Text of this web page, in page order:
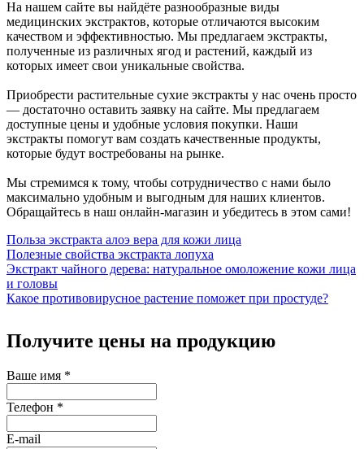
На нашем сайте вы найдёте разнообразные виды
медицинских экстрактов, которые отличаются высоким
качеством и эффективностью. Мы предлагаем экстракты,
полученные из различных ягод и растений, каждый из
которых имеет свои уникальные свойства.
Приобрести растительные сухие экстракты у нас очень просто
— достаточно оставить заявку на сайте. Мы предлагаем
доступные цены и удобные условия покупки. Наши
экстракты помогут вам создать качественные продукты,
которые будут востребованы на рынке.
Мы стремимся к тому, чтобы сотрудничество с нами было
максимально удобным и выгодным для наших клиентов.
Обращайтесь в наш онлайн-магазин и убедитесь в этом сами!
Польза экстракта алоэ вера для кожи лица
Полезные свойства экстракта лопуха
Экстракт чайного дерева: натуральное омоложение кожи лица
и головы
Какое противовирусное растение поможет при простуде?
Получите цены на продукцию
Ваше имя *
Телефон *
E-mail